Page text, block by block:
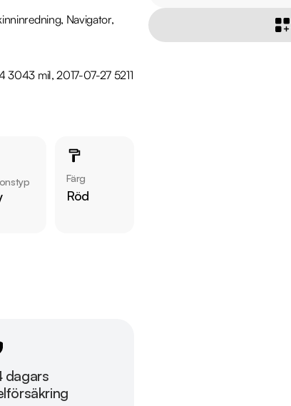
Navigator,
3043 mil, 2017-07-27 5211
Denna bil kan köpas med
att ringa oss på 019-760
just dina behov, erbjuder
Färg
Röd
dagars